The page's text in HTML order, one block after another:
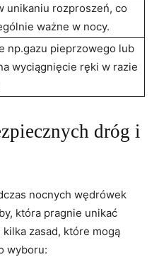
unikaniu rozproszeń, co
‍ważne w nocy.
np.gazu pieprzowego lub
wyciągnięcie ręki w razie
dróg i
nocnych wędrówek‌
która pragnie unikać
‍zasad, które​ mogą
wyboru: